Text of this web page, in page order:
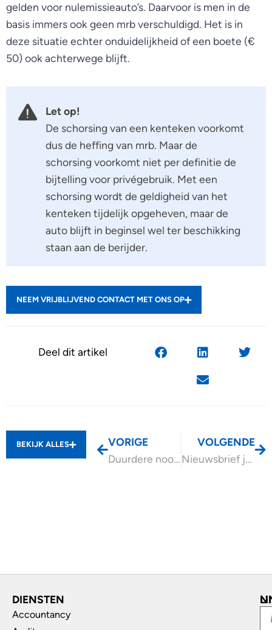
gelden voor nulemissieauto’s. Daarvoor is men in de
basis immers ook geen mrb verschuldigd. Het is in
deze situatie echter onduidelijkheid of een boete (€
50) ook achterwege blijft.
Let op!
De schorsing van een kenteken voorkomt
dus de heffing van mrb. Maar de
schorsing voorkomt niet per definitie de
bijtelling voor privégebruik. Met een
schorsing wordt de geldigheid van het
kenteken tijdelijk opgeheven, maar de
auto blijft in beginsel wel ter beschikking
staan aan de berijder.
NEEM VRIJBLIJVEND CONTACT MET ONS OP
Deel dit artikel
BEKIJK ALLES
VORIGE
Duurdere noodzakelijke voorzieningen via uitruil loon toegestaan?
VOLGENDE
Nieuwsbrief juli 2024
DIENSTEN
Accountancy